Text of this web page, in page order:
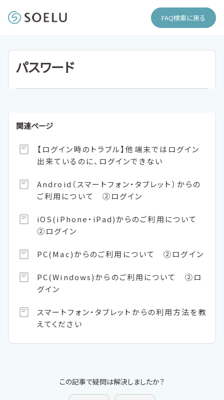
FAQ検索に戻る
パスワード
この記事で疑問は解決しましたか？
関連ページ
【ログイン時のトラブル】他端末ではログイン
出来ているのに、ログインできない
Android（スマートフォン・タブレット）からの
ご利用について ②ログイン
iOS(iPhone・iPad)からのご利用について
②ログイン
PC(Mac)からのご利用について ②ログイン
PC(Windows)からのご利用について ②ロ
グイン
スマートフォン・タブレットからの利用方法を教
えてください